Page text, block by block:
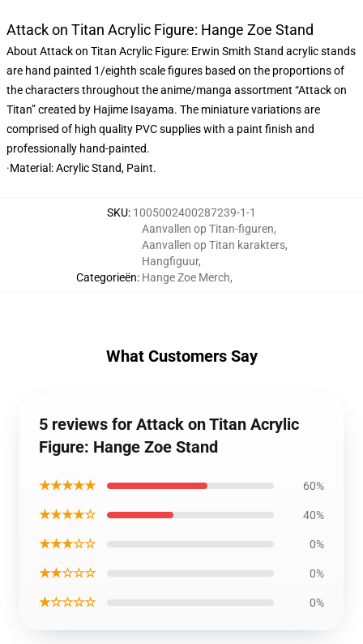
Attack on Titan Acrylic Figure: Hange Zoe Stand
About Attack on Titan Acrylic Figure: Erwin Smith Stand acrylic stands
are hand painted 1/eighth scale figures based on the proportions of
the characters throughout the anime/manga assortment “Attack on
Titan” created by Hajime Isayama. The miniature variations are
comprised of high quality PVC supplies with a paint finish and
professionally hand-painted.
·Material: Acrylic Stand, Paint.
SKU: 1005002400287239-1-1
Categorieën:
Aanvallen op Titan-figuren,
Aanvallen op Titan karakters,
Hangfiguur,
Hange Zoe Merch,
What Customers Say
5 reviews for Attack on Titan Acrylic
Figure: Hange Zoe Stand
★★★★★ 60%
★★★★☆ 40%
★★★☆☆ 0%
★★☆☆☆ 0%
★☆☆☆☆ 0%